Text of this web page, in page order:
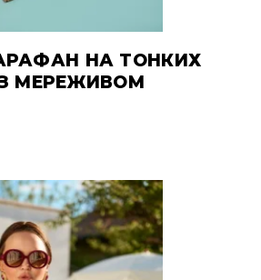
НА ТОНКИХ
МЕРЕЖИВОМ